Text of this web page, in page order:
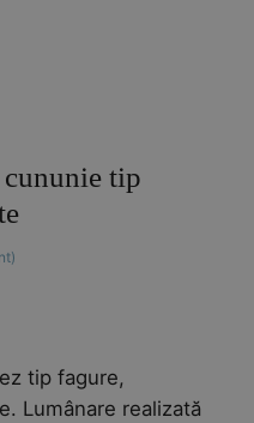
cununie tip
tip fagure,
Lumânare realizată